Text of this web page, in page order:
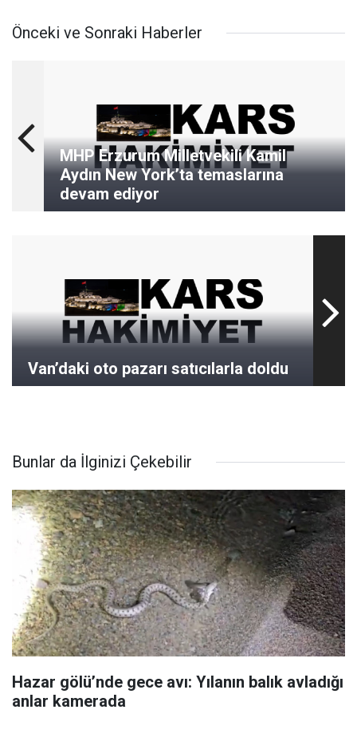
Önceki ve Sonraki Haberler
MHP Erzurum Milletvekili Kamil
Aydın New York’ta temaslarına
devam ediyor
Van’daki oto pazarı satıcılarla doldu
Bunlar da İlginizi Çekebilir
Hazar gölü’nde gece avı: Yılanın balık avladığı
anlar kamerada